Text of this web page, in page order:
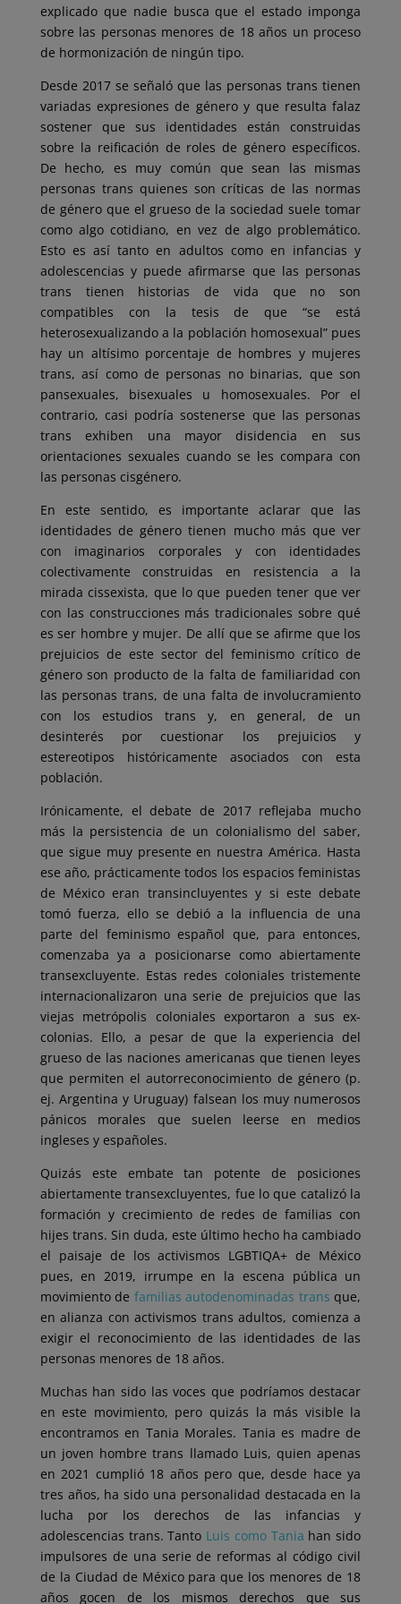
explicado que nadie busca que el estado imponga
sobre las personas menores de 18 años un proceso
de hormonización de ningún tipo.
Desde 2017 se señaló que las personas trans tienen
variadas expresiones de género y que resulta falaz
sostener que sus identidades están construidas
sobre la reificación de roles de género específicos.
De hecho, es muy común que sean las mismas
personas trans quienes son críticas de las normas
de género que el grueso de la sociedad suele tomar
como algo cotidiano, en vez de algo problemático.
Esto es así tanto en adultos como en infancias y
adolescencias y puede afirmarse que las personas
trans tienen historias de vida que no son
compatibles con la tesis de que “se está
heterosexualizando a la población homosexual” pues
hay un altísimo porcentaje de hombres y mujeres
trans, así como de personas no binarias, que son
pansexuales, bisexuales u homosexuales. Por el
contrario, casi podría sostenerse que las personas
trans exhiben una mayor disidencia en sus
orientaciones sexuales cuando se les compara con
las personas cisgénero.
En este sentido, es importante aclarar que las
identidades de género tienen mucho más que ver
con imaginarios corporales y con identidades
colectivamente construidas en resistencia a la
mirada cissexista, que lo que pueden tener que ver
con las construcciones más tradicionales sobre qué
es ser hombre y mujer. De allí que se afirme que los
prejuicios de este sector del feminismo crítico de
género son producto de la falta de familiaridad con
las personas trans, de una falta de involucramiento
con los estudios trans y, en general, de un
desinterés por cuestionar los prejuicios y
estereotipos históricamente asociados con esta
población.
Irónicamente, el debate de 2017 reflejaba mucho
más la persistencia de un colonialismo del saber,
que sigue muy presente en nuestra América. Hasta
ese año, prácticamente todos los espacios feministas
de México eran transincluyentes y si este debate
tomó fuerza, ello se debió a la influencia de una
parte del feminismo español que, para entonces,
comenzaba ya a posicionarse como abiertamente
transexcluyente. Estas redes coloniales tristemente
internacionalizaron una serie de prejuicios que las
viejas metrópolis coloniales exportaron a sus ex-
colonias. Ello, a pesar de que la experiencia del
grueso de las naciones americanas que tienen leyes
que permiten el autorreconocimiento de género (p.
ej. Argentina y Uruguay) falsean los muy numerosos
pánicos morales que suelen leerse en medios
ingleses y españoles.
Quizás este embate tan potente de posiciones
abiertamente transexcluyentes, fue lo que catalizó la
formación y crecimiento de redes de familias con
hijes trans. Sin duda, este último hecho ha cambiado
el paisaje de los activismos LGBTIQA+ de México
pues, en 2019, irrumpe en la escena pública un
movimiento de familias autodenominadas trans que,
en alianza con activismos trans adultos, comienza a
exigir el reconocimiento de las identidades de las
personas menores de 18 años.
Muchas han sido las voces que podríamos destacar
en este movimiento, pero quizás la más visible la
encontramos en Tania Morales. Tania es madre de
un joven hombre trans llamado Luis, quien apenas
en 2021 cumplió 18 años pero que, desde hace ya
tres años, ha sido una personalidad destacada en la
lucha por los derechos de las infancias y
adolescencias trans. Tanto Luis como Tania han sido
impulsores de una serie de reformas al código civil
de la Ciudad de México para que los menores de 18
años gocen de los mismos derechos que sus